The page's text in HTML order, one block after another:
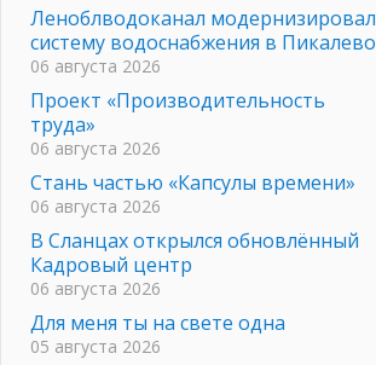
Леноблводоканал модернизировал
систему водоснабжения в Пикалево
06 августа 2026
Проект «Производительность
труда»
06 августа 2026
Стань частью «Капсулы времени»
06 августа 2026
В Сланцах открылся обновлённый
Кадровый центр
06 августа 2026
Для меня ты на свете одна
05 августа 2026